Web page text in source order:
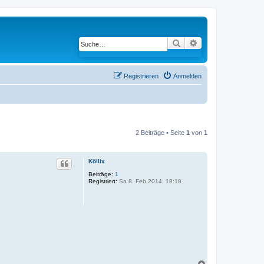
Suche
Anmelden
Registrieren
2 Beiträge • Seite 1 von 1
Köllix
Beiträge: 1
Registriert: Sa 8. Feb 2014, 18:18